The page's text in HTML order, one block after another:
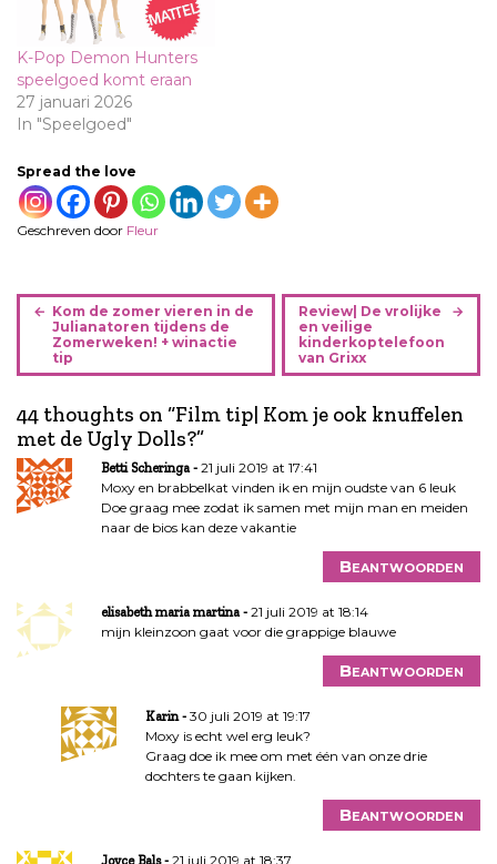
K-Pop Demon Hunters
speelgoed komt eraan
27 januari 2026
In "Speelgoed"
Spread the love
Geschreven door Fleur
B
i
h
t
n
a
a
t
i
Kom de zomer vieren in de
Julianatoren tijdens de
Zomerweken! + winactie
tip
Review| De vrolijke
en veilige
kinderkoptelefoon
van Grixx
44 thoughts on “Film tip| Kom je ook knuffelen
met de Ugly Dolls?”
Betti Scheringa
21 juli 2019 at 17:41
Moxy en brabbelkat vinden ik en mijn oudste van 6 leuk
Doe graag mee zodat ik samen met mijn man en meiden
naar de bios kan deze vakantie
Beantwoorden
elisabeth maria martina
21 juli 2019 at 18:14
mijn kleinzoon gaat voor die grappige blauwe
Beantwoorden
Karin
30 juli 2019 at 19:17
Moxy is echt wel erg leuk?
Graag doe ik mee om met één van onze drie
dochters te gaan kijken.
Beantwoorden
Joyce Bals
21 juli 2019 at 18:37